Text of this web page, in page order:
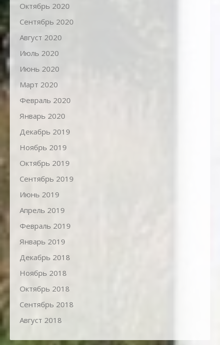
Октябрь 2020
Сентябрь 2020
Август 2020
Июль 2020
Июнь 2020
Март 2020
Февраль 2020
Январь 2020
Декабрь 2019
Ноябрь 2019
Октябрь 2019
Сентябрь 2019
Июнь 2019
Апрель 2019
Февраль 2019
Январь 2019
Декабрь 2018
Ноябрь 2018
Октябрь 2018
Сентябрь 2018
Август 2018